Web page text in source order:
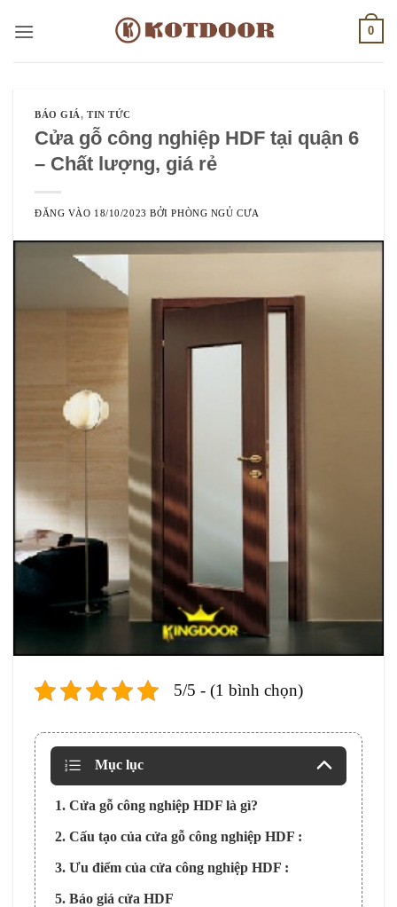
qua
0
BÁO GIÁ,TIN TỨC
Cửa gỗ công nghiệp HDF tại quận 6
– Chất lượng, giá rẻ
ĐĂNG VÀO 18/10/2023 BỞIPHÒNG NGỦ CƯA
5/5 - (1 bình chọn)
Mục lục
1. Cửa gỗ công nghiệp HDF là gì?
2. Cấu tạo của cửa gỗ công nghiệp HDF :
3. Ưu điểm của cửa công nghiệp HDF :
5. Báo giá cửa HDF